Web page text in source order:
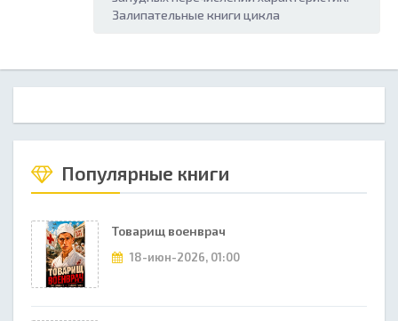
Залипательные книги цикла
Популярные книги
Товарищ военврач
18-июн-2026, 01:00